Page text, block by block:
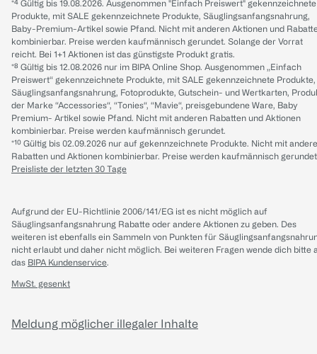
*⁴ Gültig bis 19.08.2026. Ausgenommen "Einfach Preiswert" gekennzeichnete
Produkte, mit SALE gekennzeichnete Produkte, Säuglingsanfangsnahrung,
Baby-Premium-Artikel sowie Pfand. Nicht mit anderen Aktionen und
kombinierbar. Preise werden kaufmännisch gerundet. Solange der Vorrat
reicht. Bei 1+1 Aktionen ist das günstigste Produkt gratis.
*⁸ Gültig bis 12.08.2026 nur im BIPA Online Shop. Ausgenommen „Einfach
Preiswert“ gekennzeichnete Produkte, mit SALE gekennzeichnete Produkte,
Säuglingsanfangsnahrung, Fotoprodukte, Gutschein- und Wertkarten,
der Marke “Accessories“, “Tonies“, “Mavie“, preisgebundene Ware, Baby
Premium- Artikel sowie Pfand. Nicht mit anderen Rabatten und Aktionen
kombinierbar. Preise werden kaufmännisch gerundet.
*¹⁰ Gültig bis 02.09.2026 nur auf gekennzeichnete Produkte. Nicht mit
Rabatten und Aktionen kombinierbar. Preise werden kaufmännisch
Preisliste der letzten 30 Tage
Aufgrund der EU-Richtlinie 2006/141/EG ist es nicht möglich auf
Säuglingsanfangsnahrung Rabatte oder andere Aktionen zu geben. Des
weiteren ist ebenfalls ein Sammeln von Punkten für
nicht erlaubt und daher nicht möglich. Bei weiteren Fragen wende dich bitte
das BIPA Kundenservice.
MwSt. gesenkt
Meldung möglicher illegaler Inhalte